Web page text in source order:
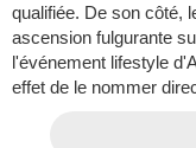
qualifiée. De son côté,
ascension fulgurante
l'événement lifestyle
effet de le nommer